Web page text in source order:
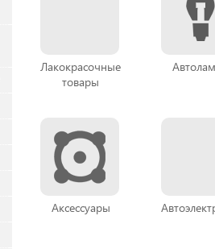
Лакокрасочные
товары
Аксессуары